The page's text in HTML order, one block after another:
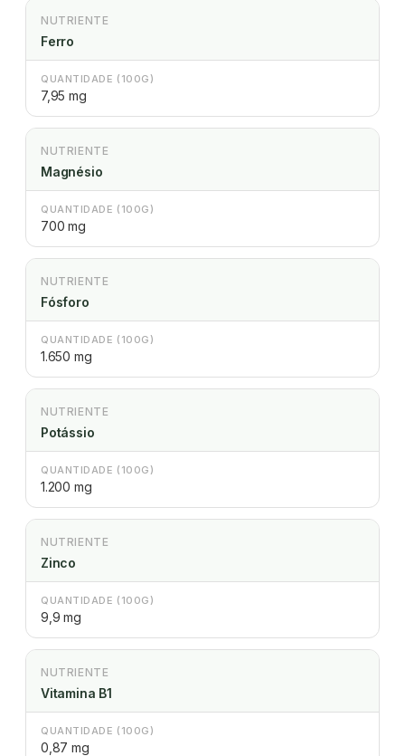
NUTRIENTE
Ferro
QUANTIDADE (100G)
7,95 mg
NUTRIENTE
Magnésio
QUANTIDADE (100G)
700 mg
NUTRIENTE
Fósforo
QUANTIDADE (100G)
1.650 mg
NUTRIENTE
Potássio
QUANTIDADE (100G)
1.200 mg
NUTRIENTE
Zinco
QUANTIDADE (100G)
9,9 mg
NUTRIENTE
Vitamina B1
QUANTIDADE (100G)
0,87 mg